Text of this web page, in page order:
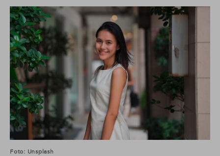
Foto: Unsplash